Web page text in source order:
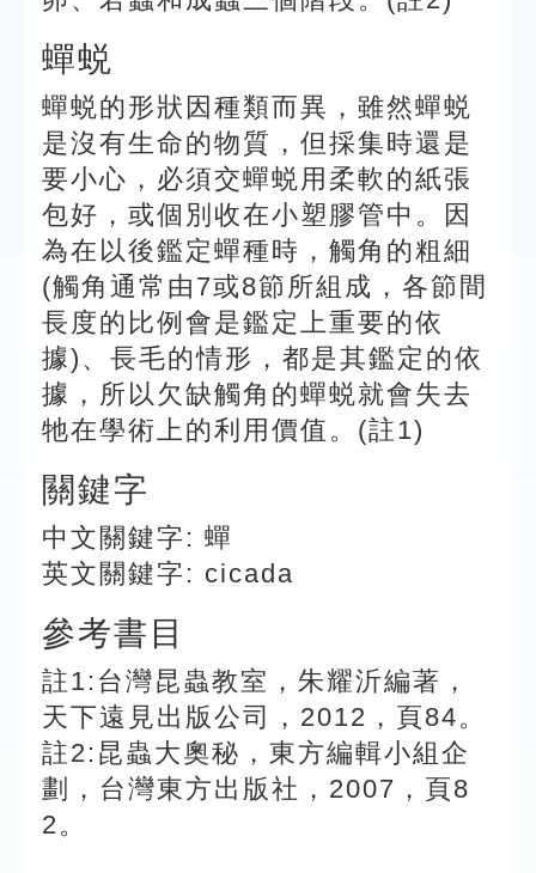
蟬蜕
蟬蜕的形狀因種類而異，雖然蟬蜕
是沒有生命的物質，但採集時還是
要小心，必須交蟬蜕用柔軟的紙張
包好，或個別收在小塑膠管中。因
為在以後鑑定蟬種時，觸角的粗細
(觸角通常由7或8節所組成，各節間
長度的比例會是鑑定上重要的依
據)、長毛的情形，都是其鑑定的依
據，所以欠缺觸角的蟬蜕就會失去
牠在學術上的利用價值。(註1)
關鍵字
中文關鍵字: 蟬
英文關鍵字: cicada
參考書目
註1:台灣昆蟲教室，朱耀沂編著，
天下遠見出版公司，2012，頁84。
註2:昆蟲大奧秘，東方編輯小組企
劃，台灣東方出版社，2007，頁8
2。